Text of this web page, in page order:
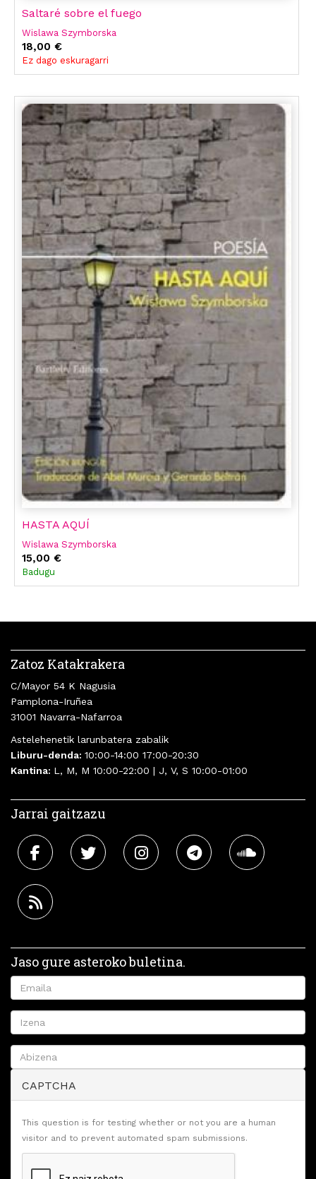
Saltaré sobre el fuego
Wislawa Szymborska
18,00 €
Ez dago eskuragarri
HASTA AQUÍ
Wislawa Szymborska
15,00 €
Badugu
Zatoz Katakrakera
C/Mayor 54 K Nagusia
Pamplona-Iruñea
31001 Navarra-Nafarroa
Astelehenetik larunbatera zabalik
Liburu-denda: 10:00-14:00 17:00-20:30
Kantina: L, M, M 10:00-22:00 | J, V, S 10:00-01:00
Jarrai gaitzazu
Jaso gure asteroko buletina.
CAPTCHA
This question is for testing whether or not you are a human
visitor and to prevent automated spam submissions.